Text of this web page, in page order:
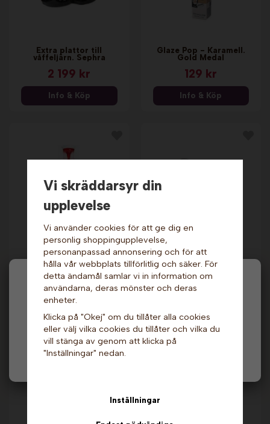
Hej och välkommen till Gottes!
Hos oss får alla handla men välj privatperson (inkl.
moms) eller företag (exkl. moms) för hur våra priser
ska visas.
Privat
Extra plattor till
våffeljärn. Sephra
2 199 kr
Info & Köp
Glaze Pop - Karamell.
Gold Medal
129 kr
Info & Köp
Dryckesfontän att
hyra - Liten
649 kr
Info
Reservdelspaket -
439 kr
Info & Köp
Andra köpte även
Vi skräddarsyr din
upplevelse
Vi använder cookies för att ge dig en
personlig shoppingupplevelse,
personanpassad annonsering och för att
hålla vår webbplats tillförlitlig och säker. För
detta ändamål samlar vi in information om
användarna, deras mönster och deras
enheter.
Klicka på "Okej" om du tillåter alla cookies
eller välj vilka cookies du tillåter och vilka du
vill stänga av genom att klicka på
"Inställningar" nedan.
Inställningar